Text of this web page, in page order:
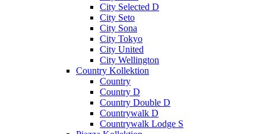
City Selected D
City Seto
City Sona
City Tokyo
City United
City Wellington
Country Kollektion
Country
Country D
Country Double D
Countrywalk D
Countrywalk Lodge S